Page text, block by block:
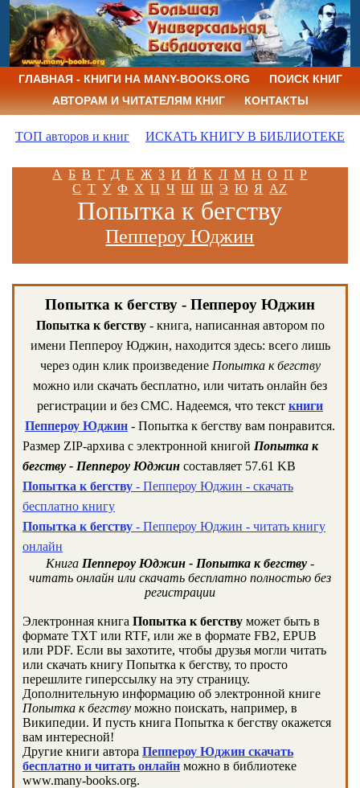
ГЛАВНАЯ - КНИГИ НА MANY-BOOKS.ORG
ПОИСК КНИГ
АВТОРАМ И ЧИТАТЕЛЯМ КНИГ
КОНТАКТЫ
ТОП авторов и книг ИСКАТЬ КНИГУ В БИБЛИОТЕКЕ
А Б В Г Д Е Ж З И Й К Л М Н О П Р
С Т У Ф Х Ц Ч Ш Щ Э Ю Я AZ
Попытка к бегству
Пеппероу Юджин
Попытка к бегству - Пеппероу Юджин
Попытка к бегству- книга, написанная автором по
имени Пеппероу Юджин, находится здесь: всего лишь
через один клик произведение Попытка к бегству
можно или скачать бесплатно, или читать онлайн без
регистрации и без СМС. Надеемся, что текст книги
Пеппероу Юджин - Попытка к бегству вам понравится.
Размер ZIP-архива c электронной книгой Попытка к
бегству - Пеппероу Юджин составляет 57.61 KB
Попытка к бегству - Пеппероу Юджин - скачать
бесплатно книгу
Попытка к бегству - Пеппероу Юджин - читать книгу
онлайн
Книга Пеппероу Юджин - Попытка к бегству -
читать онлайн или скачать бесплатно полностью без
регистрации
Электронная книга Попытка к бегству может быть в
формате TXT или RTF, или же в формате FB2, EPUB
или PDF. Если вы захотите, чтобы друзья могли читать
или скачать книгу Попытка к бегству, то просто
перешлите гиперссылку на эту страницу.
Дополнительную информацию об электронной книге
Попытка к бегству можно поискать, например, в
Википедии. И пусть книга Попытка к бегству окажется
вам интересной!
Другие книги автора Пеппероу Юджин скачать
бесплатно и читать онлайн можно в библиотеке
www.many-books.org.